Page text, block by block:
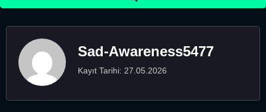
Sad-Awareness5477
Kayıt Tarihi: 27.05.2026